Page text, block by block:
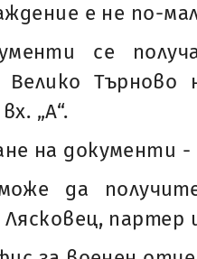
е не по-
се
Търново
„А“.
на документи -
да
партер